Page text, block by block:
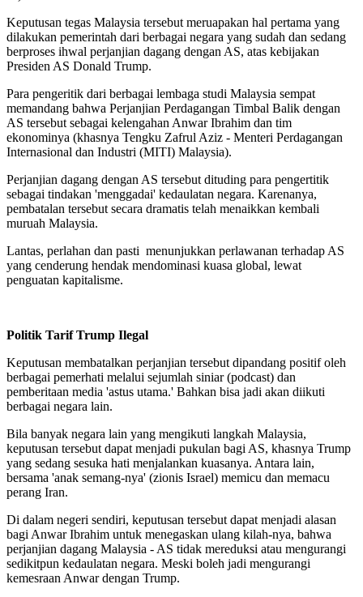
Keputusan tegas Malaysia tersebut meruapakan hal pertama yang
dilakukan pemerintah dari berbagai negara yang sudah dan sedang
berproses ihwal perjanjian dagang dengan AS, atas kebijakan
Presiden AS Donald Trump.
Para pengeritik dari berbagai lembaga studi Malaysia sempat
memandang bahwa Perjanjian Perdagangan Timbal Balik dengan
AS tersebut sebagai kelengahan Anwar Ibrahim dan tim
ekonominya (khasnya Tengku Zafrul Aziz - Menteri Perdagangan
Internasional dan Industri (MITI) Malaysia).
Perjanjian dagang dengan AS tersebut dituding para pengertitik
sebagai tindakan 'menggadai' kedaulatan negara. Karenanya,
pembatalan tersebut secara dramatis telah menaikkan kembali
muruah Malaysia.
Lantas, perlahan dan pasti menunjukkan perlawanan terhadap AS
yang cenderung hendak mendominasi kuasa global, lewat
penguatan kapitalisme.
Politik Tarif Trump Ilegal
Keputusan membatalkan perjanjian tersebut dipandang positif oleh
berbagai pemerhati melalui sejumlah siniar (podcast) dan
pemberitaan media 'astus utama.' Bahkan bisa jadi akan diikuti
berbagai negara lain.
Bila banyak negara lain yang mengikuti langkah Malaysia,
keputusan tersebut dapat menjadi pukulan bagi AS, khasnya Trump
yang sedang sesuka hati menjalankan kuasanya. Antara lain,
bersama 'anak semang-nya' (zionis Israel) memicu dan memacu
perang Iran.
Di dalam negeri sendiri, keputusan tersebut dapat menjadi alasan
bagi Anwar Ibrahim untuk menegaskan ulang kilah-nya, bahwa
perjanjian dagang Malaysia - AS tidak mereduksi atau mengurangi
sedikitpun kedaulatan negara. Meski boleh jadi mengurangi
kemesraan Anwar dengan Trump.